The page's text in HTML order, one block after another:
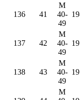
136 41
M
40-
49
137 42
M
40-
49
138 43
M
40-
49
M